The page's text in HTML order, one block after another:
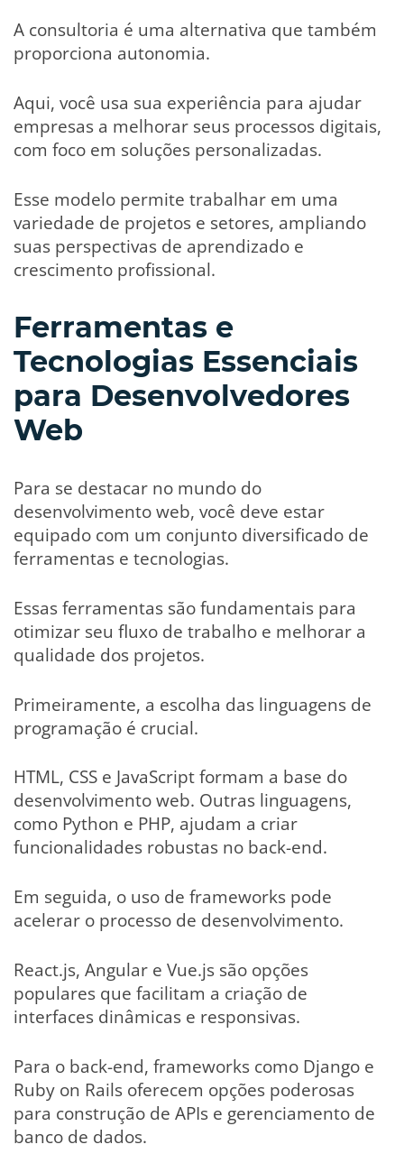
A consultoria é uma alternativa que também
proporciona autonomia.
Aqui, você usa sua experiência para ajudar
empresas a melhorar seus processos digitais,
com foco em soluções personalizadas.
Esse modelo permite trabalhar em uma
variedade de projetos e setores, ampliando
suas perspectivas de aprendizado e
crescimento profissional.
Ferramentas e
Tecnologias Essenciais
para Desenvolvedores
Web
Para se destacar no mundo do
desenvolvimento web, você deve estar
equipado com um conjunto diversificado de
ferramentas e tecnologias.
Essas ferramentas são fundamentais para
otimizar seu fluxo de trabalho e melhorar a
qualidade dos projetos.
Primeiramente, a escolha das linguagens de
programação é crucial.
HTML, CSS e JavaScript formam a base do
desenvolvimento web. Outras linguagens,
como Python e PHP, ajudam a criar
funcionalidades robustas no back-end.
Em seguida, o uso de frameworks pode
acelerar o processo de desenvolvimento.
React.js, Angular e Vue.js são opções
populares que facilitam a criação de
interfaces dinâmicas e responsivas.
Para o back-end, frameworks como Django e
Ruby on Rails oferecem opções poderosas
para construção de APIs e gerenciamento de
banco de dados.